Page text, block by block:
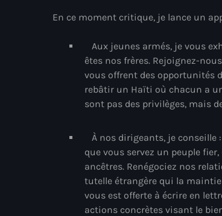
En ce moment critique, je lance un
Aux jeunes armés, je vous
êtes nos frères. Rejoignez-
vous offrent des opportunités
rebâtir un Haïti où chacun a
sont pas des privilèges, mais
À nos dirigeants, je conseille
que vous servez un peuple
ancêtres. Renégociez nos
tutelle étrangère qui la
vous est offerte à écrire en
actions concrètes visant le